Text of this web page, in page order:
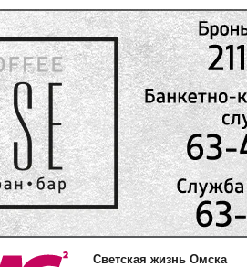
Светская жизнь Омска